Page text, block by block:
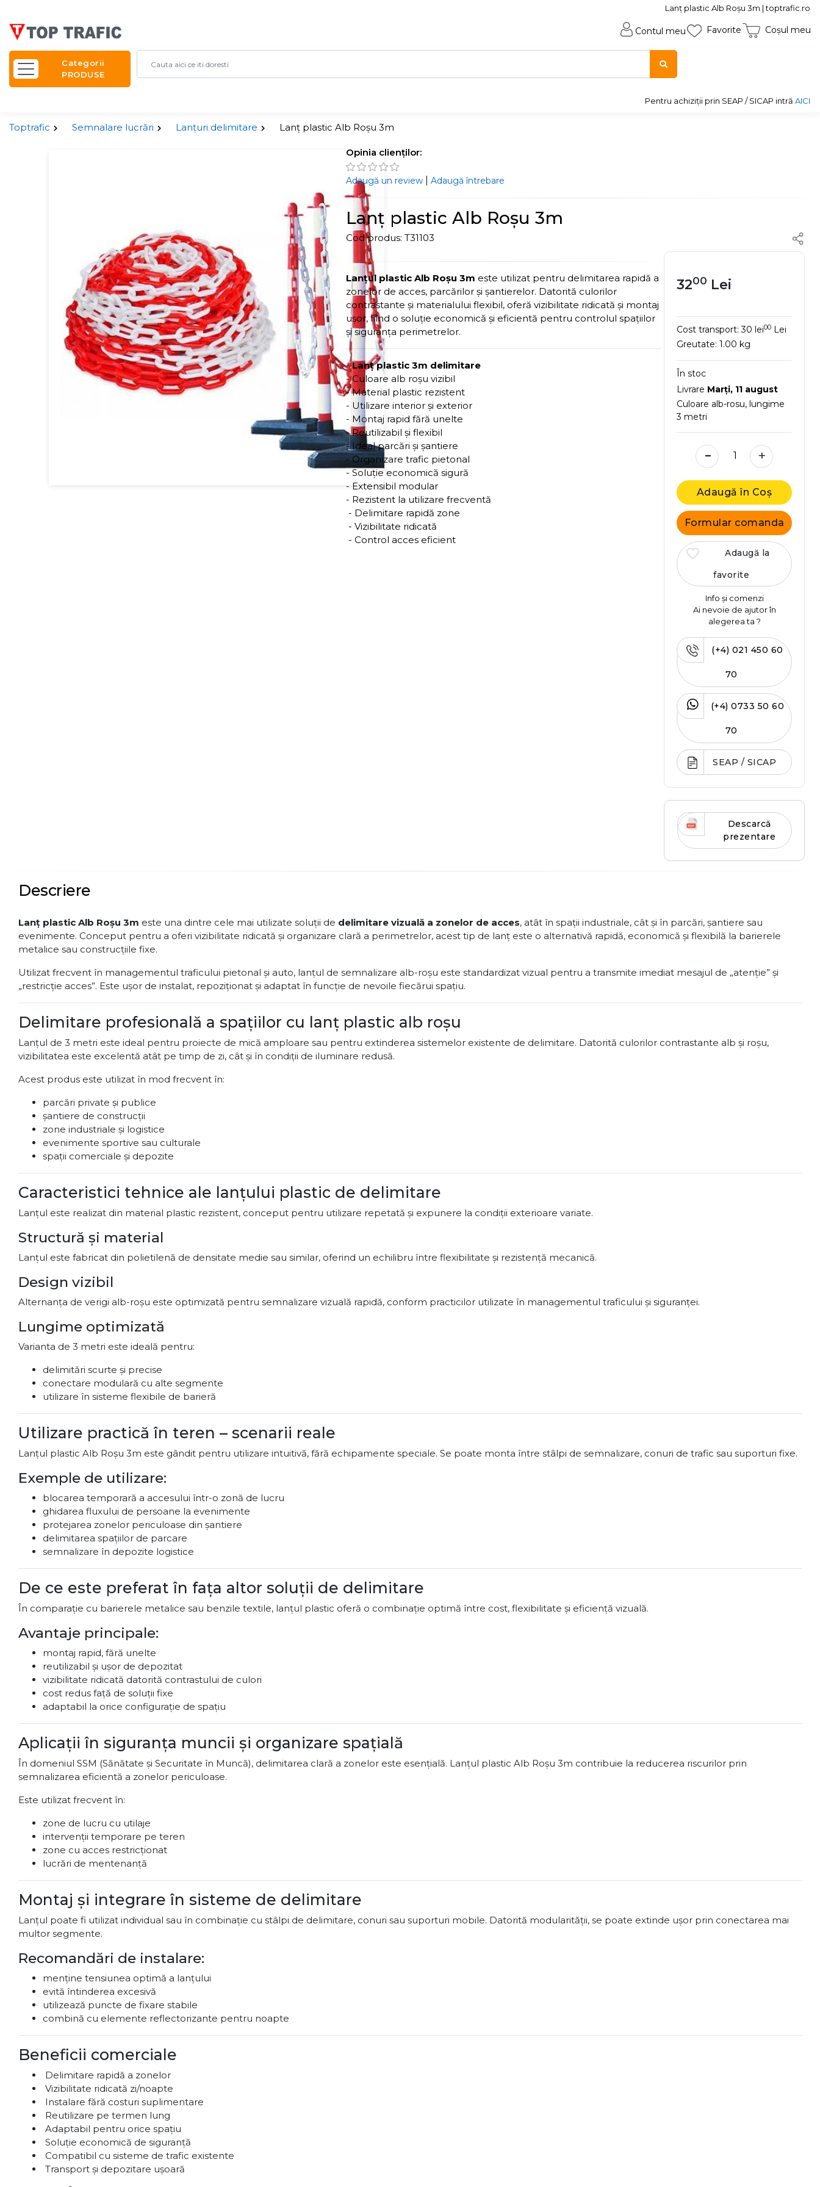
Lanț plastic Alb Roșu 3m | toptrafic.ro
Contul meu Favorite Coșul meu
Categorii
PRODUSE
Pentru achiziții prin SEAP / SICAP intră AICI
Toptrafic Semnalare lucrări Lanțuri delimitare Lanț plastic Alb Roșu 3m
Opinia clienților:
Adaugă un review |Adaugă întrebare
Lanț plastic Alb Roșu 3m
Cod produs: T31103
Lanțul plastic Alb Roșu 3m este utilizat pentru delimitarea rapidă a
zonelor de acces, parcărilor și șantierelor. Datorită culorilor
contrastante și materialului flexibil, oferă vizibilitate ridicată și montaj
ușor, fiind o soluție economică și eficientă pentru controlul spațiilor
și siguranța perimetrelor.
-Lanț plastic 3m delimitare
- Culoare alb roșu vizibil
- Material plastic rezistent
- Utilizare interior și exterior
- Montaj rapid fără unelte
- Reutilizabil și flexibil
- Ideal parcări și șantiere
- Organizare trafic pietonal
- Soluție economică sigură
- Extensibil modular
- Rezistent la utilizare frecventă
- Delimitare rapidă zone
- Vizibilitate ridicată
- Control acces eficient
3200 Lei
Cost transport:30 lei00 Lei
Greutate:1.00 kg
În stoc
Livrare Marţi, 11 august
Culoare alb-rosu, lungime
3 metri
- +
Adaugă în Coș
Formular comanda
Adaugă la
favorite
Info și comenzi
Ai nevoie de ajutor în
alegerea ta ?
(+4) 021 450 60
70
(+4) 0733 50 60
70
SEAP / SICAP
Descarcă
prezentare
Descriere
Lanț plastic Alb Roșu 3m este una dintre cele mai utilizate soluții de delimitare vizuală a zonelor de acces, atât în spații industriale, cât și în parcări, șantiere sau
evenimente. Conceput pentru a oferi vizibilitate ridicată și organizare clară a perimetrelor, acest tip de lanț este o alternativă rapidă, economică și flexibilă la barierele
metalice sau construcțiile fixe.
Utilizat frecvent în managementul traficului pietonal și auto, lanțul de semnalizare alb-roșu este standardizat vizual pentru a transmite imediat mesajul de „atenție” și
„restricție acces”. Este ușor de instalat, repoziționat și adaptat în funcție de nevoile fiecărui spațiu.
Delimitare profesională a spațiilor cu lanț plastic alb roșu
Lanțul de 3 metri este ideal pentru proiecte de mică amploare sau pentru extinderea sistemelor existente de delimitare. Datorită culorilor contrastante alb și roșu,
vizibilitatea este excelentă atât pe timp de zi, cât și în condiții de iluminare redusă.
Acest produs este utilizat în mod frecvent în:
parcări private și publice
șantiere de construcții
zone industriale și logistice
evenimente sportive sau culturale
spații comerciale și depozite
Caracteristici tehnice ale lanțului plastic de delimitare
Lanțul este realizat din material plastic rezistent, conceput pentru utilizare repetată și expunere la condiții exterioare variate.
Structură și material
Lanțul este fabricat din polietilenă de densitate medie sau similar, oferind un echilibru între flexibilitate și rezistență mecanică.
Design vizibil
Alternanța de verigi alb-roșu este optimizată pentru semnalizare vizuală rapidă, conform practicilor utilizate în managementul traficului și siguranței.
Lungime optimizată
Varianta de 3 metri este ideală pentru:
delimitări scurte și precise
conectare modulară cu alte segmente
utilizare în sisteme flexibile de barieră
Utilizare practică în teren – scenarii reale
Lanțul plastic Alb Roșu 3m este gândit pentru utilizare intuitivă, fără echipamente speciale. Se poate monta între stâlpi de semnalizare, conuri de trafic sau suporturi fixe.
Exemple de utilizare:
blocarea temporară a accesului într-o zonă de lucru
ghidarea fluxului de persoane la evenimente
protejarea zonelor periculoase din șantiere
delimitarea spațiilor de parcare
semnalizare în depozite logistice
De ce este preferat în fața altor soluții de delimitare
În comparație cu barierele metalice sau benzile textile, lanțul plastic oferă o combinație optimă între cost, flexibilitate și eficiență vizuală.
Avantaje principale:
montaj rapid, fără unelte
reutilizabil și ușor de depozitat
vizibilitate ridicată datorită contrastului de culori
cost redus față de soluții fixe
adaptabil la orice configurație de spațiu
Aplicații în siguranța muncii și organizare spațială
În domeniul SSM (Sănătate și Securitate în Muncă), delimitarea clară a zonelor este esențială. Lanțul plastic Alb Roșu 3m contribuie la reducerea riscurilor prin
semnalizarea eficientă a zonelor periculoase.
Este utilizat frecvent în:
zone de lucru cu utilaje
intervenții temporare pe teren
zone cu acces restricționat
lucrări de mentenanță
Montaj și integrare în sisteme de delimitare
Lanțul poate fi utilizat individual sau în combinație cu stâlpi de delimitare, conuri sau suporturi mobile. Datorită modularității, se poate extinde ușor prin conectarea mai
multor segmente.
Recomandări de instalare:
menține tensiunea optimă a lanțului
evită întinderea excesivă
utilizează puncte de fixare stabile
combină cu elemente reflectorizante pentru noapte
Beneficii comerciale
Delimitare rapidă a zonelor
Vizibilitate ridicată zi/noapte
Instalare fără costuri suplimentare
Reutilizare pe termen lung
Adaptabil pentru orice spațiu
Soluție economică de siguranță
Compatibil cu sisteme de trafic existente
Transport și depozitare ușoară